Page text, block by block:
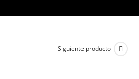
Siguiente producto